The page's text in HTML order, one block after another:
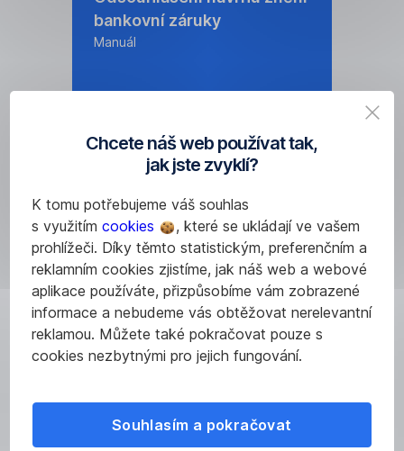
Chcete náš web používat tak,
jak jste zvyklí?
K tomu potřebujeme váš souhlas
s využitím cookies
, které se ukládají ve vašem
prohlížeči. Díky těmto statistickým, preferenčním a
reklamním cookies zjistíme, jak náš web a webové
aplikace používáte, přizpůsobíme vám zobrazené
informace a nebudeme vás obtěžovat nerelevantní
reklamou. Můžete také pokračovat pouze s
cookies nezbytnými pro jejich fungování.
Souhlasím a pokračovat
bankovní záruky
Manuál
Příkaz k vystavení
protizáruky
Manuál